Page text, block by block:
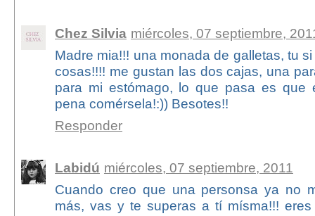
Chez Silvia miércoles, 07 septiembre,
Madre mia!!! una monada de galletas, tu
cosas!!!! me gustan las dos cajas, una
para mi estómago, lo que pasa es que
pena comérsela!:)) Besotes!!
Responder
Labidú miércoles, 07 septiembre, 2011
Cuando creo que una personsa ya no
más, vas y te superas a tí mísma!!!